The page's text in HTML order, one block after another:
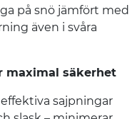
på snö jämfört med
även i svåra
maximal säkerhet
sajpningar